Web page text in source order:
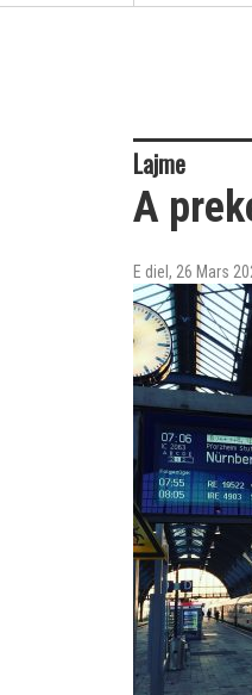
Lajme
A
E diel, 26 Mars